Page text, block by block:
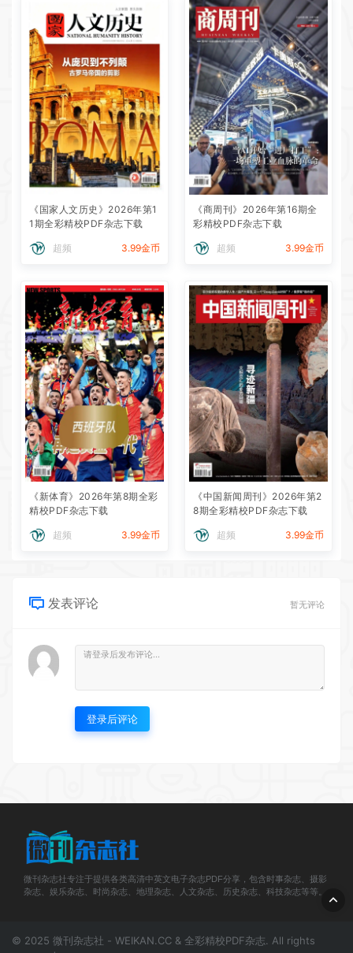
《国家人文历史》2026年第1
1期全彩精校PDF杂志下载
超频 3.99金币
《商周刊》2026年第16期全
彩精校PDF杂志下载
超频 3.99金币
《新体育》2026年第8期全彩
精校PDF杂志下载
超频 3.99金币
《中国新闻周刊》2026年第2
8期全彩精校PDF杂志下载
超频 3.99金币
发表评论 暂无评论
登录后评论
微刊杂志社专注于提供各类高清中英文电子杂志PDF分享，包含时事杂志、摄影
杂志、娱乐杂志、时尚杂志、地理杂志、人文杂志、历史杂志、科技杂志等等。
© 2025 微刊杂志社 - WEIKAN.CC & 全彩精校PDF杂志. All rights